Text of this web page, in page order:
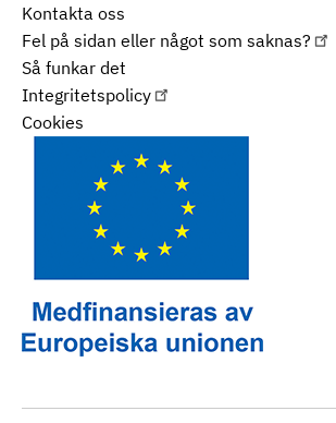
Kontakta oss
Fel på sidan eller något som saknas?
Så funkar det
Integritetspolicy
Cookies